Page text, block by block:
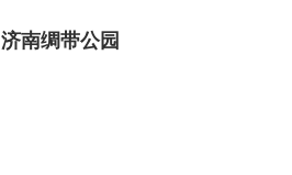
济南绸带公园